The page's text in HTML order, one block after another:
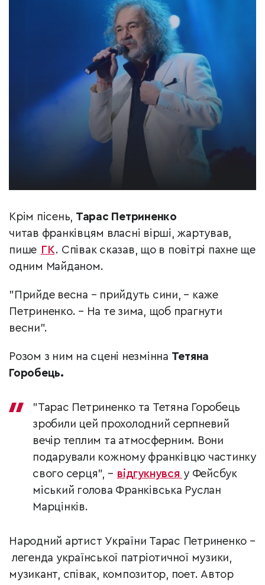
Крім пісень, Тарас Петриненко
читав франківцям власні вірші, жартував,
пише ГК. Співак сказав, що в повітрі пахне ще
одним Майданом.
"Прийде весна – прийдуть сини, – каже
Петриненко. – На те зима, щоб прагнути
весни".
Розом з ним на сцені незмінна Тетяна
Горобець.
"Тарас Петриненко та Тетяна Горобець
зробили цей прохолодний серпневий
вечір теплим та атмосферним. Вони
подарували кожному франківцю частинку
свого серця", – відгукнувся у Фейсбук
міський голова Франківська Руслан
Марцінків.
Народний артист України Тарас Петриненко –
легенда української патріотичної музики,
музикант, співак, композитор, поет. Автор